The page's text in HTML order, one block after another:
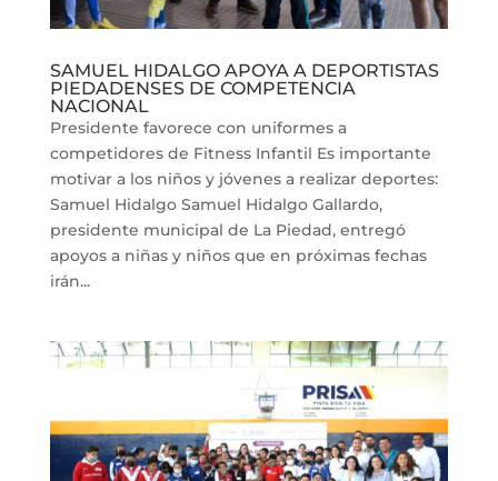
SAMUEL HIDALGO APOYA A DEPORTISTAS
PIEDADENSES DE COMPETENCIA
NACIONAL
Presidente favorece con uniformes a
competidores de Fitness Infantil Es importante
motivar a los niños y jóvenes a realizar deportes:
Samuel Hidalgo Samuel Hidalgo Gallardo,
presidente municipal de La Piedad, entregó
apoyos a niñas y niños que en próximas fechas
irán...